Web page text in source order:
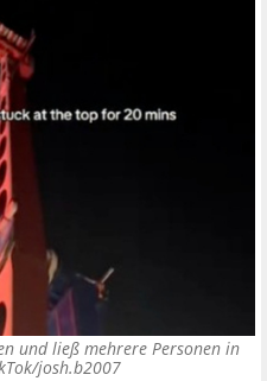
und ließ mehrere Personen in
josh.b2007